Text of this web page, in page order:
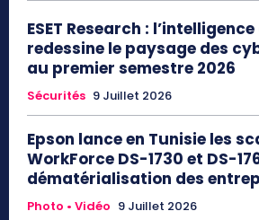
ESET Research :
redessine le paysage des
au premier semestre 2026
Sécurités 9 Juillet 2026
Epson lance en Tunisie les
WorkForce DS-1730 et DS-
dématérialisation des
Photo • Vidéo 9 Juillet 2026